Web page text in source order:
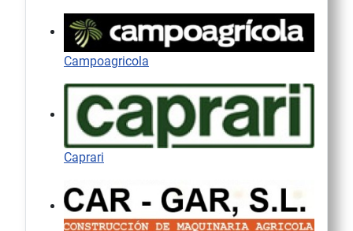
Campoagricola
Caprari